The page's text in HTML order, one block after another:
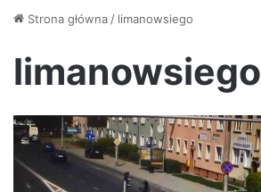
Strona główna / limanowsiego
limanowsiego